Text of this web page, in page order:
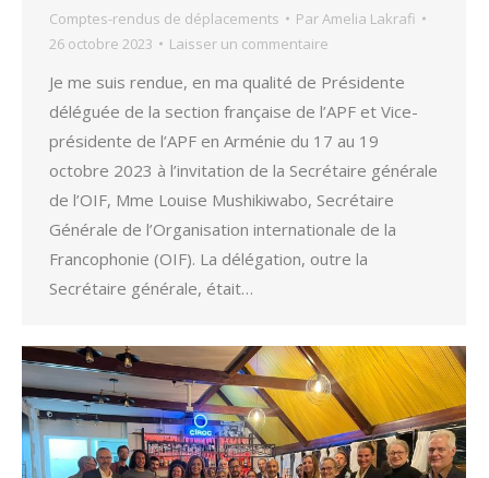
Comptes-rendus de déplacements Par Amelia Lakrafi
26 octobre 2023
Laisser un commentaire
Je me suis rendue, en ma qualité de Présidente
déléguée de la section française de l’APF et Vice-
présidente de l’APF en Arménie du 17 au 19
octobre 2023 à l’invitation de la Secrétaire générale
de l’OIF, Mme Louise Mushikiwabo, Secrétaire
Générale de l’Organisation internationale de la
Francophonie (OIF). La délégation, outre la
Secrétaire générale, était…